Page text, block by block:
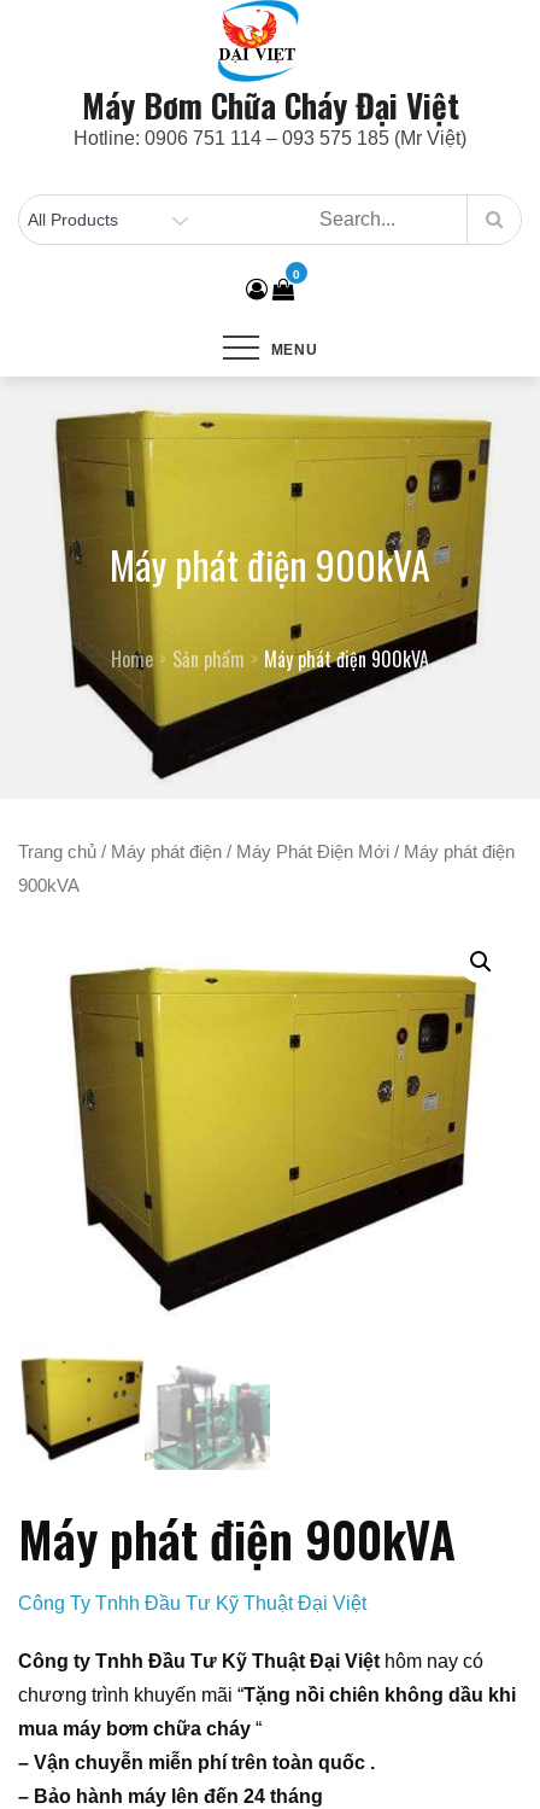
Máy Bơm Chữa Cháy Đại Việt
Hotline: 0906 751 114 – 093 575 185 (Mr Việt)
0
MENU
Máy phát điện 900kVA
Home Sản phẩm Máy phát điện 900kVA
Trang chủ / Máy phát điện / Máy Phát Điện Mới / Máy phát điện
900kVA
Máy phát điện 900kVA
Công Ty Tnhh Đầu Tư Kỹ Thuật Đại Việt
Công ty Tnhh Đầu Tư Kỹ Thuật Đại Việt hôm nay có
chương trình khuyến mãi “Tặng nồi chiên không dầu khi
mua máy bơm chữa cháy “
– Vận chuyễn miễn phí trên toàn quốc .
– Bảo hành máy lên đến 24 tháng